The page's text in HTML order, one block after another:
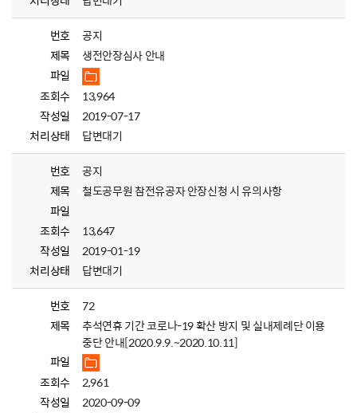
번호
공지
제목
생전안장심사 안내
파일
조회수
13,964
작성일
2019-07-17
처리상태
답변대기
번호
공지
제목
철도공무원 참전유공자 안장신청 시 유의사항
파일
조회수
13,647
작성일
2019-01-19
처리상태
답변대기
번호
72
제목
추석연휴 기간 코로나-19 확산 방지 및 실내제례단 이용
중단 안내[2020.9.9.~2020.10.11]
파일
조회수
2,961
작성일
2020-09-09